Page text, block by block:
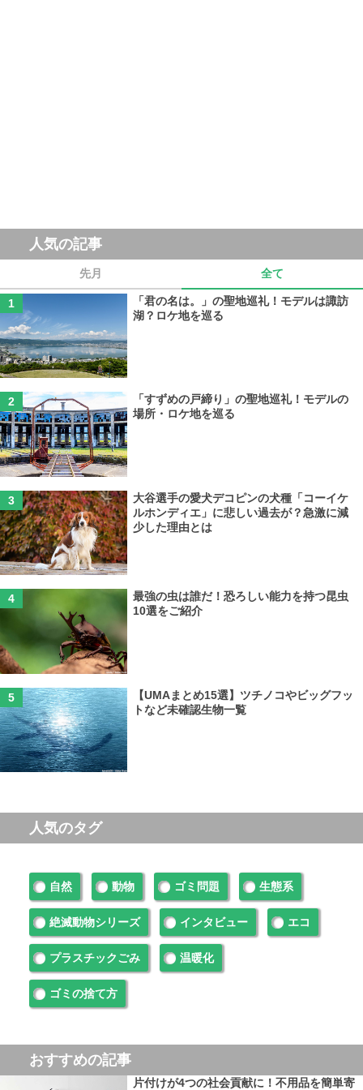
人気の記事
先月 全て
「君の名は。」の聖地巡礼！モデルは諏訪
湖？ロケ地を巡る
「すずめの戸締り」の聖地巡礼！モデルの
場所・ロケ地を巡る
大谷選手の愛犬デコピンの犬種「コーイケ
ルホンディエ」に悲しい過去が？急激に減
少した理由とは
最強の虫は誰だ！恐ろしい能力を持つ昆虫
10選をご紹介
【UMAまとめ15選】ツチノコやビッグフッ
トなど未確認生物一覧
人気のタグ
自然 動物 ゴミ問題 生態系
絶滅動物シリーズ インタビュー エコ
プラスチックごみ 温暖化
ゴミの捨て方
おすすめの記事
片付けが4つの社会貢献に！不用品を簡単寄